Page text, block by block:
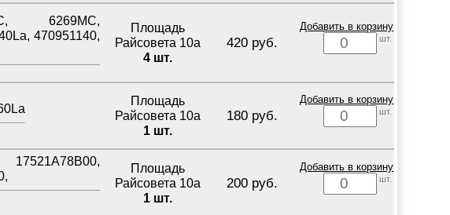
6269MC,
470951140,
Площадь
Райсовета 10а
4 шт.
420 руб.
Добавить в корзину
шт.
Площадь
Райсовета 10а
1 шт.
180 руб.
Добавить в корзину
шт.
17521A78B00,
Площадь
Райсовета 10а
1 шт.
200 руб.
Добавить в корзину
шт.